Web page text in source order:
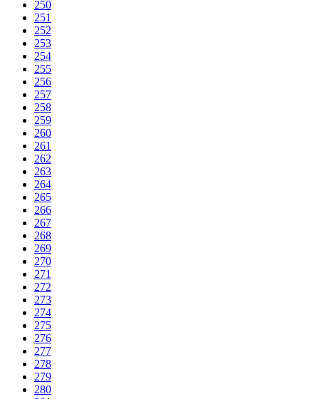
250
251
252
253
254
255
256
257
258
259
260
261
262
263
264
265
266
267
268
269
270
271
272
273
274
275
276
277
278
279
280